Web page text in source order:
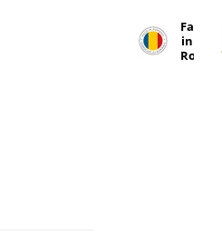
Fabricat
in